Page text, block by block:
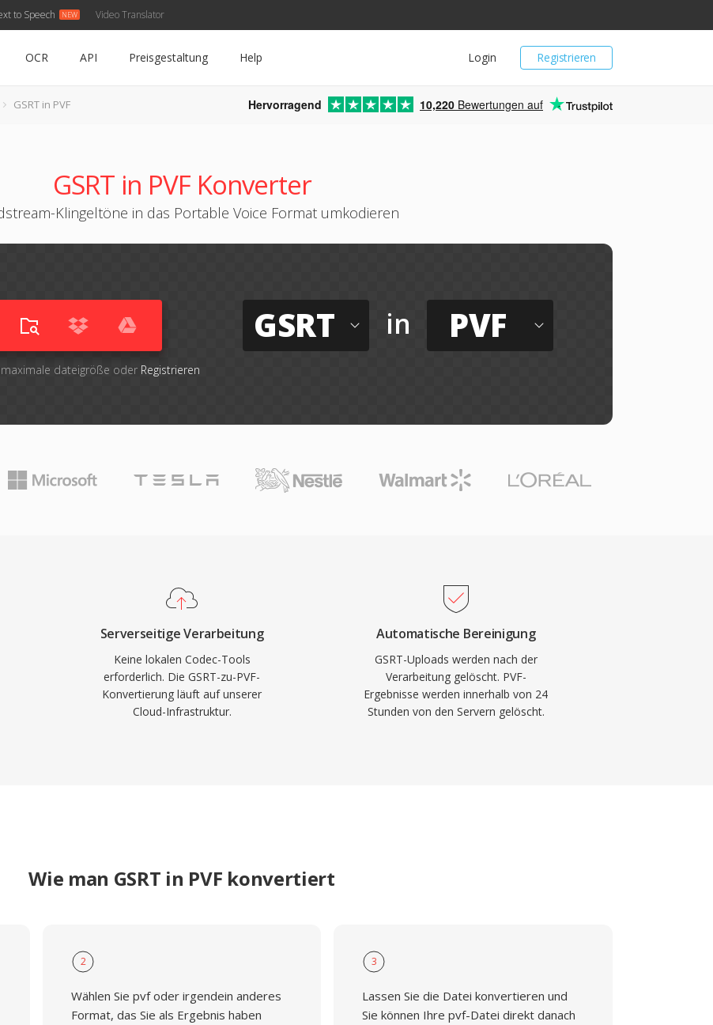
to Speech Video Translator
Registrieren
Login
OCR API Preisgestaltung Help
GSRT in PVF Hervorragend 10,220 Bewertungen auf
GSRT in PVF Konverter
Klingeltöne in das Portable Voice Format umkodieren
dateigröße oder Registrieren
GSRT in PVF
Serverseitige Verarbeitung
Keine lokalen Codec-Tools
erforderlich. Die GSRT-zu-PVF-
Konvertierung läuft auf unserer
Cloud-Infrastruktur.
Automatische Bereinigung
GSRT-Uploads werden nach der
Verarbeitung gelöscht. PVF-
Ergebnisse werden innerhalb von 24
Stunden von den Servern gelöscht.
Wie man GSRT in PVF konvertiert
2
Wählen Sie pvf oder irgendein anderes
Format, das Sie als Ergebnis haben
3
Lassen Sie die Datei konvertieren und
Sie können Ihre pvf-Datei direkt danach